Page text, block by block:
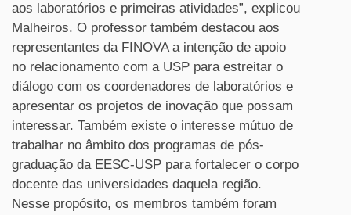
aos laboratórios e primeiras atividades”, explicou
Malheiros. O professor também destacou aos
representantes da FINOVA a intenção de apoio
no relacionamento com a USP para estreitar o
diálogo com os coordenadores de laboratórios e
apresentar os projetos de inovação que possam
interessar. Também existe o interesse mútuo de
trabalhar no âmbito dos programas de pós-
graduação da EESC-USP para fortalecer o corpo
docente das universidades daquela região.
Nesse propósito, os membros também foram